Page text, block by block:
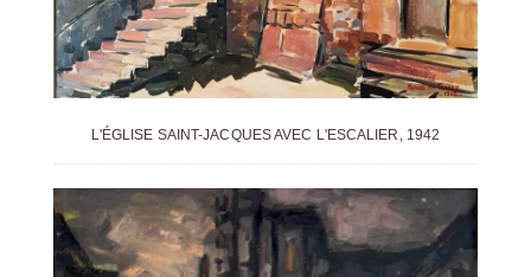
L'ÉGLISE SAINT-JACQUES AVEC L'ESCALIER, 1942